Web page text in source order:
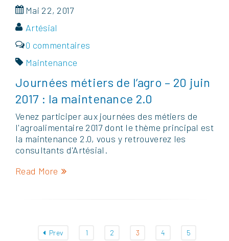
Mai 22, 2017
Artésial
0 commentaires
Maintenance
Journées métiers de l’agro – 20 juin
2017 : la maintenance 2.0
Venez participer aux journées des métiers de
l'agroalimentaire 2017 dont le thème principal est
la maintenance 2.0, vous y retrouverez les
consultants d'Artésial.
Read More
Prev 1 2 3 4 5